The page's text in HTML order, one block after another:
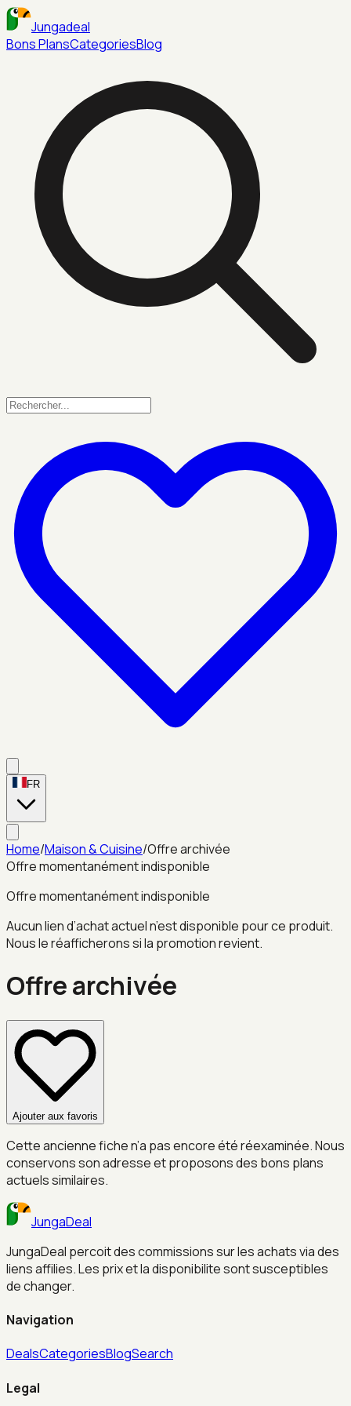
Jungadeal
Bons PlansCategoriesBlog
FR
Home/Maison & Cuisine/Offre archivée
Offre momentanément indisponible
Offre momentanément indisponible
Aucun lien d’achat actuel n’est disponible pour ce produit.
Nous le réafficherons si la promotion revient.
Offre archivée
Ajouter aux favoris
Cette ancienne fiche n’a pas encore été réexaminée. Nous
conservons son adresse et proposons des bons plans
actuels similaires.
JungaDeal
JungaDeal percoit des commissions sur les achats via des
liens affilies. Les prix et la disponibilite sont susceptibles
de changer.
Navigation
DealsCategoriesBlogSearch
Legal